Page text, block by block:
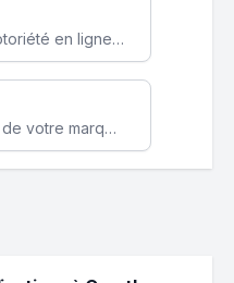
Augmentez votre notoriété en ligne et stimulez la croissance de votre entreprise grâce à une stratégie sociale sur mesure.
Renforcez l’identité de votre marque avec un design unique qui capte l’attention et engage vos clients.